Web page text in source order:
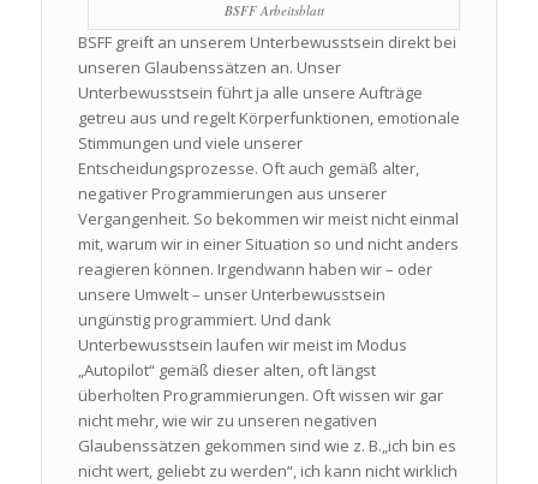
BSFF Arbeitsblatt
BSFF greift an unserem Unterbewusstsein direkt bei
unseren Glaubenssätzen an. Unser
Unterbewusstsein führt ja alle unsere Aufträge
getreu aus und regelt Körperfunktionen, emotionale
Stimmungen und viele unserer
Entscheidungsprozesse. Oft auch gemäß alter,
negativer Programmierungen aus unserer
Vergangenheit. So bekommen wir meist nicht einmal
mit, warum wir in einer Situation so und nicht anders
reagieren können. Irgendwann haben wir – oder
unsere Umwelt – unser Unterbewusstsein
ungünstig programmiert. Und dank
Unterbewusstsein laufen wir meist im Modus
„Autopilot“ gemäß dieser alten, oft längst
überholten Programmierungen. Oft wissen wir gar
nicht mehr, wie wir zu unseren negativen
Glaubenssätzen gekommen sind wie z. B.„ich bin es
nicht wert, geliebt zu werden“, ich kann nicht wirklich